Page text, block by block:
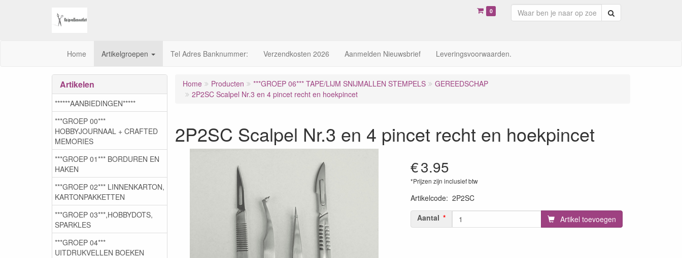
0
Home Artikelgroepen Tel Adres Banknummer: Verzendkosten 2026 Aanmelden Nieuwsbrief Leveringsvoorwaarden.
Home Producten ***GROEP 06*** TAPE/LIJM SNIJMALLEN STEMPELS
GEREEDSCHAP
2P2SC Scalpel Nr.3 en 4 pincet recht en hoekpincet
2P2SC Scalpel Nr.3 en 4 pincet recht en hoekpincet
€3.95
*Prijzen zijn inclusief btw
Artikelcode: 2P2SC
Aantal
Artikel toevoegen
Artikelen
******AANBIEDINGEN*****
***GROEP 00***
HOBBYJOURNAAL + CRAFTED
MEMORIES
***GROEP 01*** BORDUREN EN
HAKEN
***GROEP 02*** LINNENKARTON,
KARTONPAKKETTEN
***GROEP 03***,HOBBYDOTS,
SPARKLES
***GROEP 04***
UITDRUKVELLEN BOEKEN